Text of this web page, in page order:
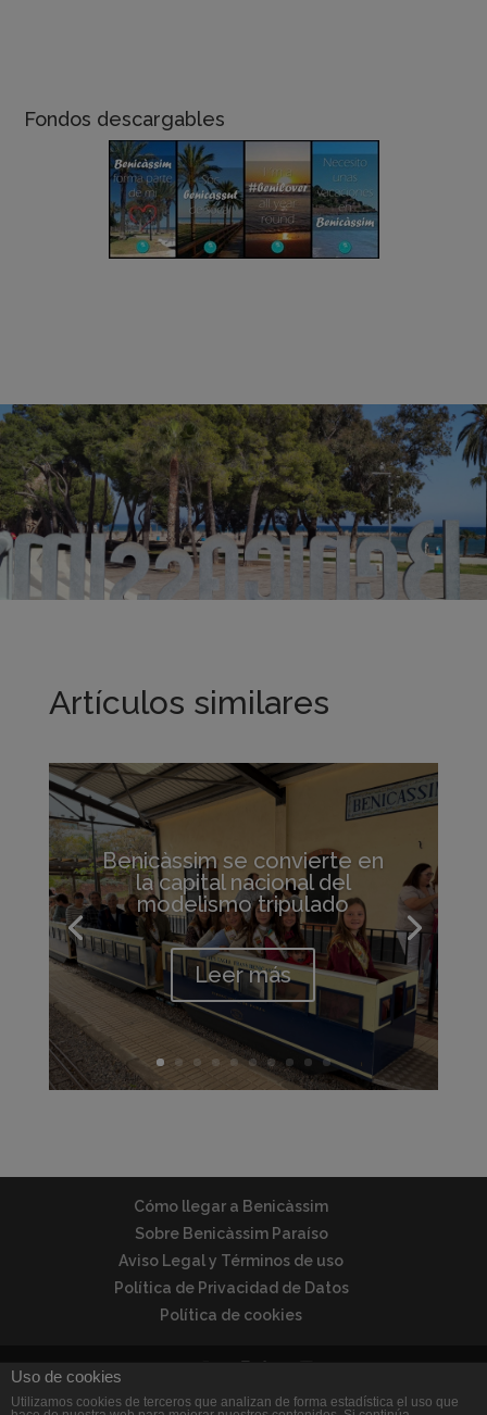
Fondos descargables
Artículos similares
Benicàssim se convierte en
la capital nacional del
modelismo tripulado
Leer más
Cómo llegar a Benicàssim
Sobre Benicàssim Paraíso
Aviso Legal y Términos de uso
Política de Privacidad de Datos
Política de cookies
Uso de cookies
Utilizamos cookies de terceros que analizan de forma estadística el uso que